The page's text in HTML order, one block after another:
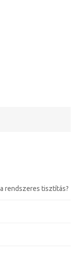
rendszeres tisztítás?